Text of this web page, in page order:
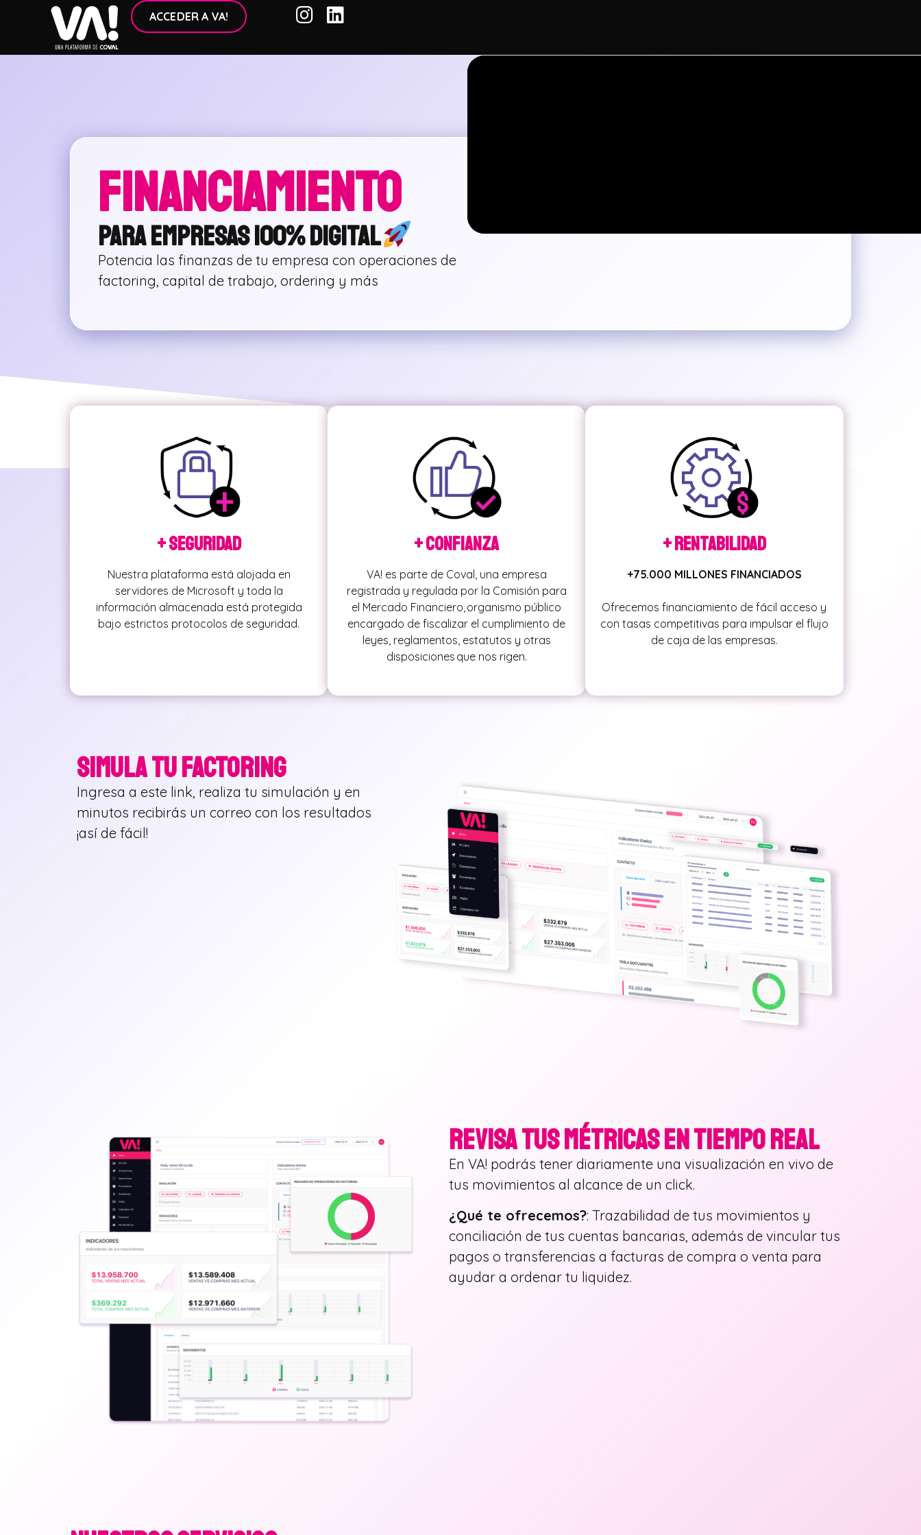
ACCEDER A VA!
FINANCIAMIENTO
PARA EMPRESAS 100% DIGITAL
Potencia las finanzas de tu empresa con operaciones de
factoring, capital de trabajo, ordering y más
+ Seguridad
Nuestra plataforma está alojada en
servidores de Microsoft y toda la
información almacenada está protegida
bajo estrictos protocolos de seguridad.
+ Confianza
VA! es parte de Coval, una empresa
registrada y regulada por la Comisión para
el Mercado Financiero, organismo público
encargado de fiscalizar el cumplimiento de
leyes, reglamentos, estatutos y otras
disposiciones que nos rigen.
+ Rentabilidad
+75.000 MILLONES FINANCIADOS
Ofrecemos financiamiento de fácil acceso y
con tasas competitivas para impulsar el flujo
de caja de las empresas.
SIMULA TU FACTORING
Ingresa a este link, realiza tu simulación y en
minutos recibirás un correo con los resultados
¡así de fácil!
REVISA TUS MÉTRICAS EN TIEMPO REAL
En VA! podrás tener diariamente una visualización en vivo de
tus movimientos al alcance de un click.
¿Qué te ofrecemos?: Trazabilidad de tus movimientos y
conciliación de tus cuentas bancarias, además de vincular tus
pagos o transferencias a facturas de compra o venta para
ayudar a ordenar tu liquidez.